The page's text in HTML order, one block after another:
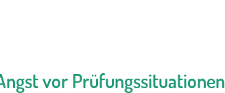
vor Prüfungssituationen